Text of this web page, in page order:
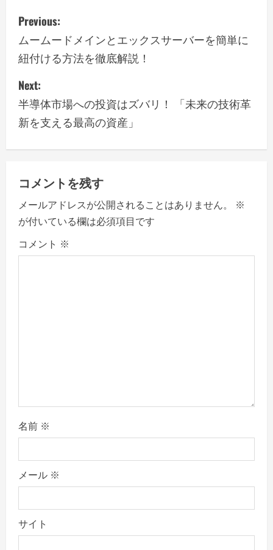
P
o
s
t
n
a
i
g
a
Previous:
ムームードメインとエックスサーバーを簡単に
紐付ける方法を徹底解説！
Next:
半導体市場への投資はズバリ！ 「未来の技術革
新を支える最高の資産」
コメントを残す
メールアドレスが公開されることはありません。
※
が付いている欄は必須項目です
コメント ※
名前 ※
メール ※
サイト